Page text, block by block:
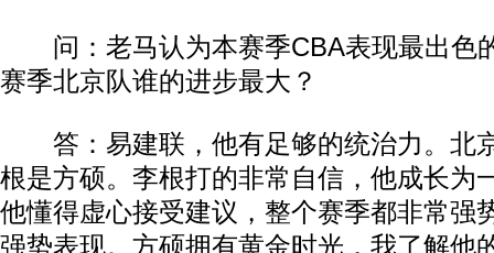
问：老马认为本赛季CBA表现最出色
赛季北京队谁的进步最大？
答：易建联，他有足够的统治力。北
根是方硕。李根打的非常自信，他成长为
他懂得虚心接受建议，整个赛季都非常强
强势表现。方硕拥有黄金时光，我了解他